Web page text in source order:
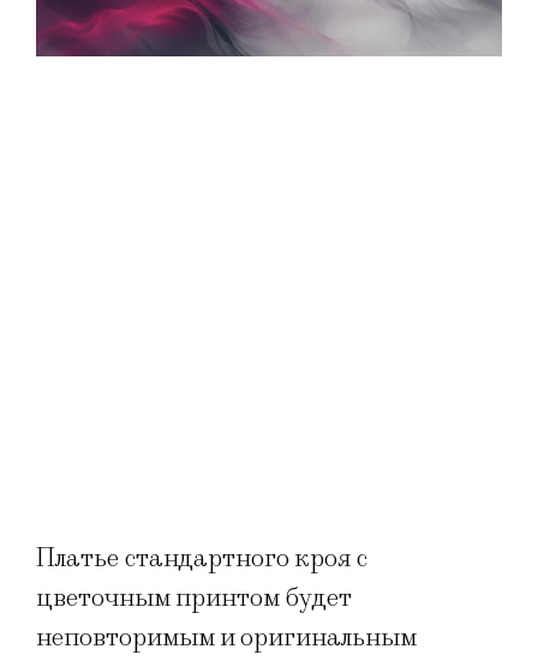
Платье стандартного кроя с
цветочным принтом будет
неповторимым и оригинальным